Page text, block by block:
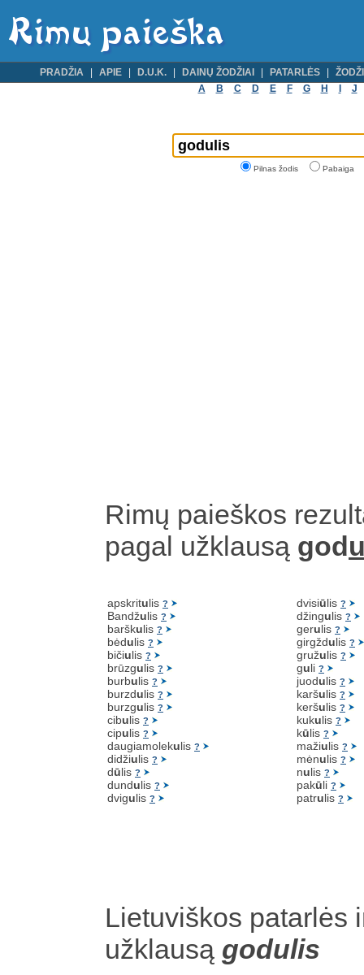
PRADŽIA APIE D.U.K. DAINŲ ŽODŽIAI PATARLĖS
A
B C D E F G H J
Pilnas žodis Pabaiga
Rimų paieškos
pagal užklausą god
apskritulis ?
Bandžulis ?
barškulis ?
bėdulis ?
bičiulis ?
brūzgulis ?
burbulis ?
burzdulis ?
burzgulis ?
cibulis ?
cipulis ?
daugiamolekulis ?
didžiulis ?
dūlis ?
dundulis ?
dvigulis ?
dvisiūlis ?
džingulis ?
gerulis ?
girgždulis ?
gružulis ?
guli ?
juodulis ?
karšulis ?
keršulis ?
kukulis ?
kūlis ?
mažiulis ?
mėnulis ?
nulis ?
pakūli ?
patrulis ?
Lietuviškos patarlės
užklausą godulis